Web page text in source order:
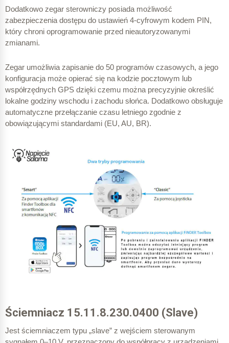
100 % – 100 W
20:01 – 23:00
179,00 Wh
100 % – 100 W
298,33 Wh
40 % – 40 W
Dodatkowo zegar sterowniczy posiada możliwość
zabezpieczenia dostępu do ustawień 4-cyfrowym kodem PIN,
który chroni oprogramowanie przed nieautoryzowanymi
zmianami.
Zegar umożliwia zapisanie do 50 programów czasowych, a jego
konfiguracja może opierać się na kodzie pocztowym lub
współrzędnych GPS dzięki czemu można precyzyjnie określić
lokalne godziny wschodu i zachodu słońca. Dodatkowo obsługuje
automatyczne przełączanie czasu letniego zgodnie z
obowiązującymi standardami (EU, AU, BR).
Ściemniacz 15.11.8.230.0400 (Slave)
Jest ściemniaczem typu „slave” z wejściem sterowanym